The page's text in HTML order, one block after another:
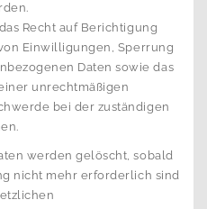
Recht auf Berichtigung
Einwilligungen, Sperrung
Daten sowie das
unrechtmäßigen
bei der zuständigen
werden gelöscht, sobald
nicht mehr erforderlich sind